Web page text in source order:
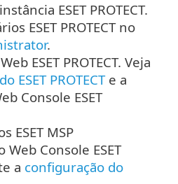
ESET PROTECT.
ESET PROTECT no
.
ESET PROTECT. Veja
ESET PROTECTe a
Console ESET
ESET MSP
Console ESET
a configuração do